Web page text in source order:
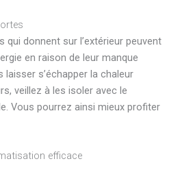
donnent sur l’extérieur peuvent
en raison de leur manque
laisser s’échapper la chaleur
veillez à les isoler avec le
Vous pourrez ainsi mieux profiter
efficace